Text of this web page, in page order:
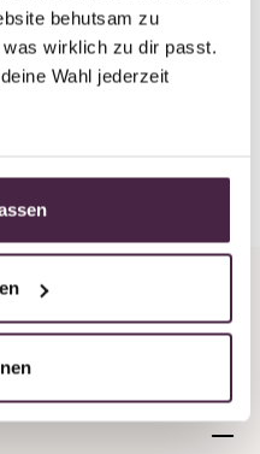
behutsam zu
wirklich zu dir passt.
Wahl jederzeit